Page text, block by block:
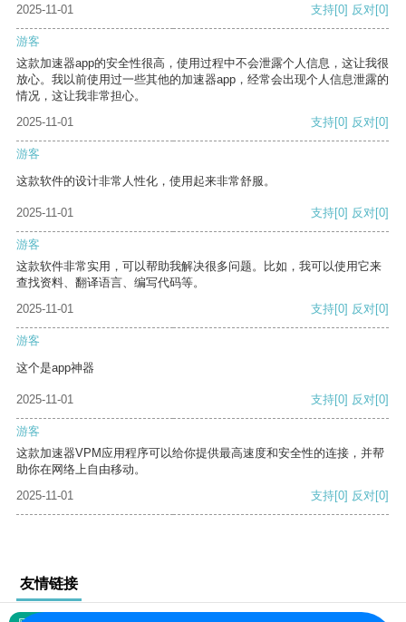
2025-11-01 支持[0] 反对[0]
游客
这款加速器app的安全性很高，使用过程中不会泄露个人信息，这让我很
放心。我以前使用过一些其他的加速器app，经常会出现个人信息泄露的
情况，这让我非常担心。
2025-11-01
支持[0] 反对[0]
游客
这款软件的设计非常人性化，使用起来非常舒服。
2025-11-01 支持[0] 反对[0]
游客
这款软件非常实用，可以帮助我解决很多问题。比如，我可以使用它来
查找资料、翻译语言、编写代码等。
2025-11-01
支持[0] 反对[0]
游客
这个是app神器
2025-11-01 支持[0] 反对[0]
游客
这款加速器VPM应用程序可以给你提供最高速度和安全性的连接，并帮
助你在网络上自由移动。
2025-11-01
支持[0] 反对[0]
友情链接